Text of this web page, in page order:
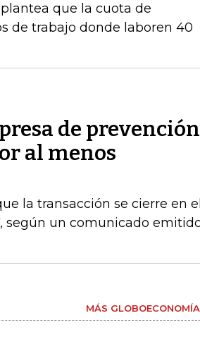
que la cuota de
de trabajo donde laboren 40
de prevención
al menos
la transacción se cierre en el
según un comunicado
MÁS GLOBOECONOMÍA